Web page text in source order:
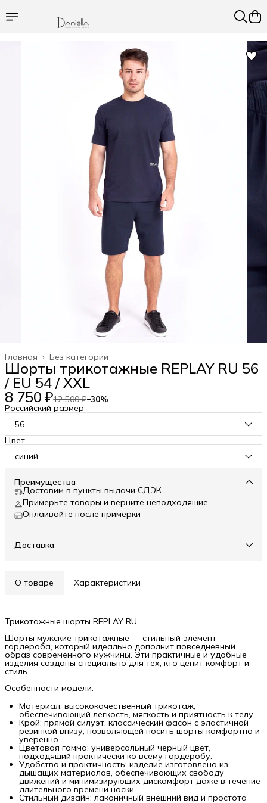
Без категории
Главная ›
Шорты трикотажные REPLAY RU 56
/ EU 54 / XXL
8 750 ₽12 500 ₽−30%
Российский размер
56
Цвет
синий
Преимущества
Доставим в пункты выдачи СДЭК
Примерьте товары и верните неподходящие
Оплаивайте после примерки
Доставка
О товаре Характеристики
Трикотажные шорты REPLAY RU
Шорты мужские трикотажные — стильный элемент
гардероба, который идеально дополнит повседневный
образ современного мужчины. Эти практичные и удобные
изделия созданы специально для тех, кто ценит комфорт и
стиль.
Особенности модели:
Материал: высококачественный трикотаж,
обеспечивающий легкость, мягкость и приятность к телу.
Крой: прямой силуэт, классический фасон с эластичной
резинкой внизу, позволяющей носить шорты комфортно и
уверенно.
Цветовая гамма: универсальный черный цвет,
подходящий практически ко всему гардеробу.
Удобство и практичность: изделие изготовлено из
дышащих материалов, обеспечивающих свободу
движений и минимизирующих дискомфорт даже в течение
длительного времени носки.
Стильный дизайн: лаконичный внешний вид и простота